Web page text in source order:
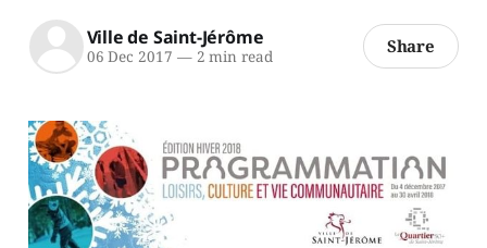
Ville de Saint-Jérôme
06 Dec 2017 —2 min read Share